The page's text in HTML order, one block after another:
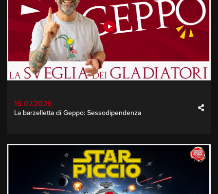
16.07.2026
La barzelletta di Geppo: Sessodipendenza